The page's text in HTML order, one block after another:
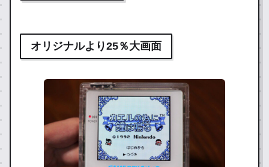
オリジナルより25％大画面